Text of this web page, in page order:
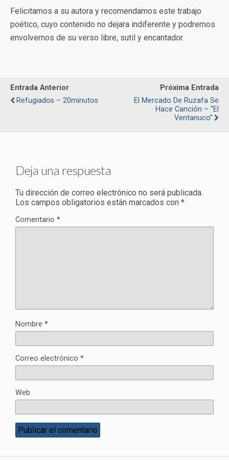
Felicitamos a su autora y recomendamos este trabajo
poético, cuyo contenido no dejara indiferente y podremos
envolvernos de su verso libre, sutil y encantador.
Entrada Anterior
Refugiados – 20minutos
Próxima Entrada
El Mercado De Ruzafa Se
Hace Canción – “El
Ventanuco”
Deja una respuesta
Tu dirección de correo electrónico no será publicada.
Los campos obligatorios están marcados con *
Comentario *
Nombre *
Correo electrónico *
Web